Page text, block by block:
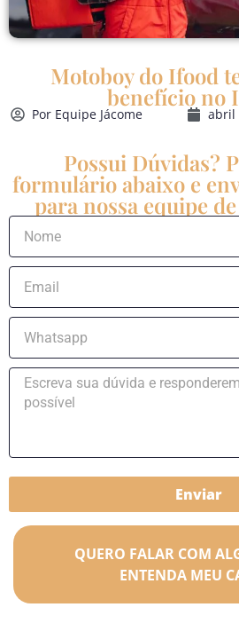
Motoboy do Ifood
benefício no
Por Equipe Jácome abril
Possui Dúvidas?
formulário abaixo e
para nossa equipe
Enviar
QUERO FALAR COM
ENTENDA MEU